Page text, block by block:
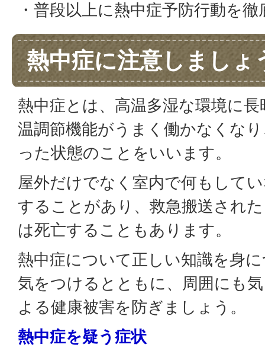
・普段以上に熱中症予防行動を
熱中症に注意しましょ
熱中症とは、高温多湿な環境に
温調節機能がうまく働かなくな
った状態のことをいいます。
屋外だけでなく室内で何もして
することがあり、救急搬送され
は死亡することもあります。
熱中症について正しい知識を身
気をつけるとともに、周囲にも
よる健康被害を防ぎましょう。
熱中症を疑う症状